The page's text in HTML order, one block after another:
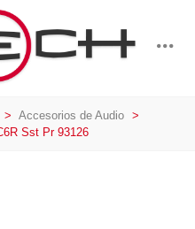
> Accesorios de Audio >
Sst Pr 93126